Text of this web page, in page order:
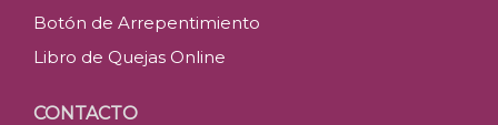
Botón de Arrepentimiento
Libro de Quejas Online
CONTACTO